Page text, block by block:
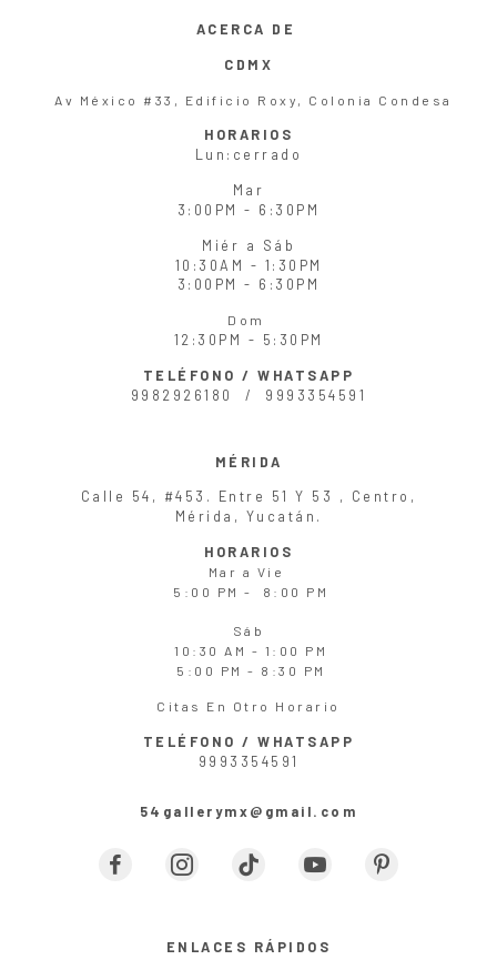
ACERCA DE
CDMX
Av México #33, Edificio Roxy, Colonia Condesa
HORARIOS
Lun :cerrado
Mar
3:00PM - 6:30PM
Miér a
Sáb
10:30AM - 1:30PM
3:00PM - 6:30PM
Dom
12:30PM - 5:30PM
TELÉFONO / WHATSAPP
9982926180 / 9993354591
MÉRIDA
Calle 54, #453. Entre 51 Y 53 , Centro,
Mérida, Yucatán.
HORARIOS
Mar a Vie
5:00 PM - 8:00 PM
Sáb
10:30 AM - 1:00 PM
5:00 PM - 8:30 PM
Citas En Otro Horario
TELÉFONO / WHATSAPP
9993354591
54gallerymx@gmail.com
ENLACES RÁPIDOS